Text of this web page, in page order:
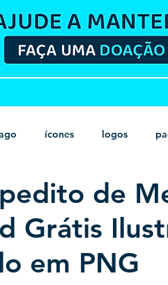
ícones logos
sem fundo HD
de
Grátis
em PNG